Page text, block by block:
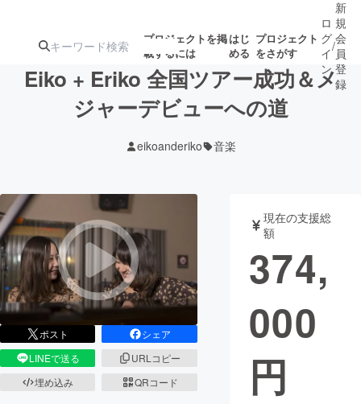
プロジェクトを掲
載するには
はじ
める
プロジェクト
をさがす
ジェクト
募集終了が近いプ
ロジェクト
アート・写真 音楽
テクノロジー・ガジェット ゲーム・サ
映像・映画
ビジネス・起業
まちづくり・地域活性化
ロ
グ
イ
ン
/
新
規
会
員
登
録
Eiko + Eriko 全国ツアー成功＆メ
ジャーデビューへの道
eikoanderiko 音楽
ポスト
シェア
LINEで送る
URLコピー
埋め込み
QRコード
現在の支援総
額
374,
000
円